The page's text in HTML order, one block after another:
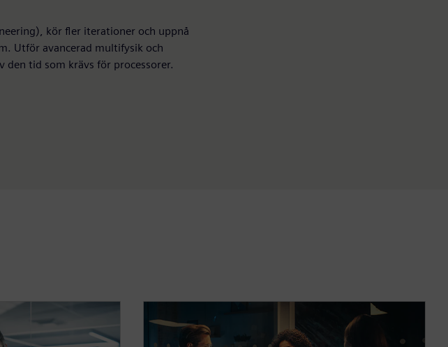
kör fler iterationer och uppnå
Utför avancerad multifysik och
den tid som krävs för processorer.